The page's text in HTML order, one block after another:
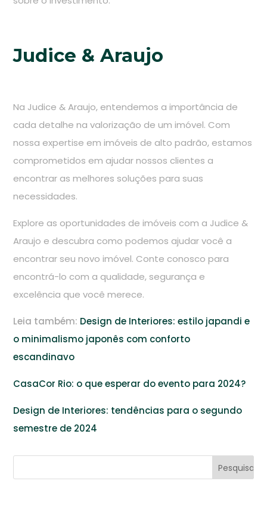
Judice & Araujo
Na Judice & Araujo, entendemos a importância de
cada detalhe na valorização de um imóvel. Com
nossa expertise em imóveis de alto padrão, estamos
comprometidos em ajudar nossos clientes a
encontrar as melhores soluções para suas
necessidades.
Explore as oportunidades de imóveis com a Judice &
Araujo e descubra como podemos ajudar você a
encontrar seu novo imóvel. Conte conosco para
encontrá-lo com a qualidade, segurança e
excelência que você merece.
Leia também: Design de Interiores: estilo japandi e
o minimalismo japonês com conforto
escandinavo
CasaCor Rio: o que esperar do evento para 2024?
Design de Interiores: tendências para o segundo
semestre de 2024